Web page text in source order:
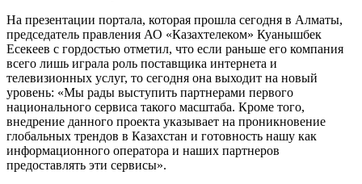
На презентации портала, которая прошла сегодня в Алматы,
председатель правления АО «Казахтелеком» Куанышбек
Есекеев с гордостью отметил, что если раньше его компания
всего лишь играла роль поставщика интернета и
телевизионных услуг, то сегодня она выходит на новый
уровень: «Мы рады выступить партнерами первого
национального сервиса такого масштаба. Кроме того,
внедрение данного проекта указывает на проникновение
глобальных трендов в Казахстан и готовность нашу как
информационного оператора и наших партнеров
предоставлять эти сервисы».